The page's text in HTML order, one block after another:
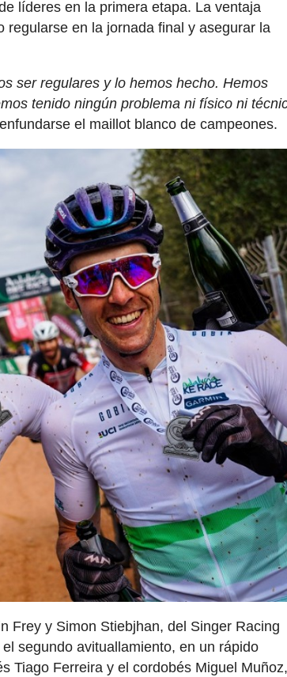
líderes en la primera etapa. La ventaja
en la jornada final y asegurar la
ser regulares y lo hemos hecho. Hemos
tenido ningún problema ni físico ni
el maillot blanco de campeones.
Frey y Simon Stiebjhan, del Singer Racing
segundo avituallamiento, en un rápido
Tiago Ferreira y el cordobés Miguel